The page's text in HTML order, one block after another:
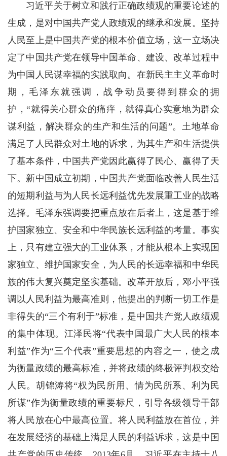
习近平关于树立和践行正确政绩观的重要论述的
生成，是对中国共产党人政绩观的继承和发展。坚持
人民至上是中国共产党的根本价值立场，这一立场决
定了中国共产党在领导中国革命、建设、改革过程中
为中国人民谋幸福的实践取向。在新民主主义革命时
期，毛泽东就强调，战争动员要得到群众的拥
护，“就得关心群众的痛痒，就得真心实意地为群众
谋利益，解决群众的生产和生活的问题”。土地革命
满足了人民群众对土地的诉求，为其生产和生活提供
了基本条件，中国共产党因此赢得了民心、赢得了天
下。新中国成立初期，中国共产党面临改善人民生活
的短期利益与为人民长远利益优先发展重工业的战略
选择。毛泽东强调要把重点放在后者上，这是基于维
护国家独立、安全和中华民族长远利益的考量。事实
上，只有建立强大的工业体系，才能从根本上实现国
家独立、维护国家安全，为人民的长远幸福和中华民
族的伟大复兴奠定坚实基础。改革开放后，邓小平强
调以人民利益为最高准则，他提出的判断一切工作是
非得失的“三个有利于”标准，是中国共产党人政绩观
的集中体现。江泽民将“代表中国最广大人民的根本
利益”作为“三个代表”重要思想的内容之一，使之成
为衡量政绩的最高标准，并将政绩的终极评判权交给
人民。胡锦涛将“权为民所用、情为民所系、利为民
所谋”作为衡量政绩的重要标尺，引导各级领导干部
将人民放在心中最高位置。将人民利益放在首位，并
在发展经济的基础上满足人民的利益诉求，这是中国